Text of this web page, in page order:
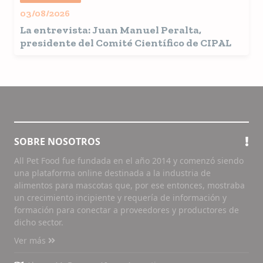
03/08/2026
La entrevista: Juan Manuel Peralta,
presidente del Comité Científico de CIPAL
SOBRE NOSOTROS
All Pet Food fue fundada en el año 2014 y comenzó siendo
una plataforma online destinada a la industria de
alimentos para mascotas que, por ese entonces, mostraba
un crecimiento incipiente y requería de información y
formación para conectar a proveedores y productores de
dicho sector.
Ver más